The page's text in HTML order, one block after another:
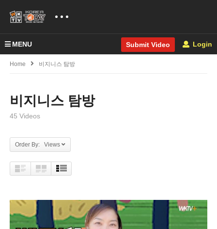
MENU Submit Video Login
Home 비지니스 탐방
비지니스 탐방
45 Videos
Order By: Views